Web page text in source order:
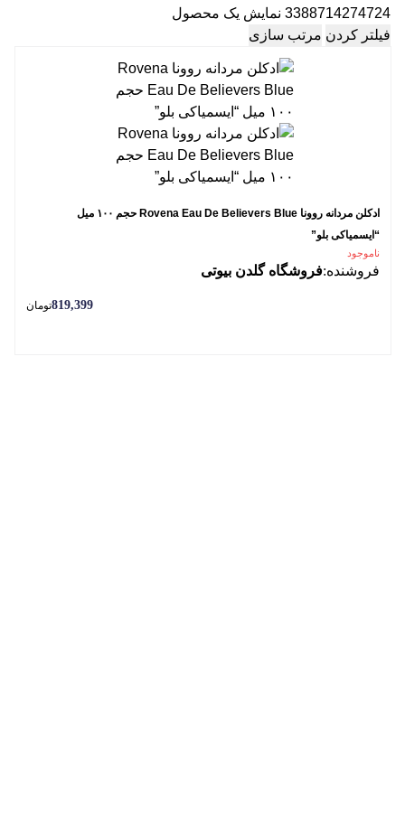
3388714274724 نمایش یک محصول
فیلتر کردن مرتب سازی
ادکلن مردانه روونا Rovena Eau De Believers Blue حجم ۱۰۰ میل
“ایسمیاکی بلو”
ناموجود
فروشنده:فروشگاه گلدن بیوتی
819,399تومان